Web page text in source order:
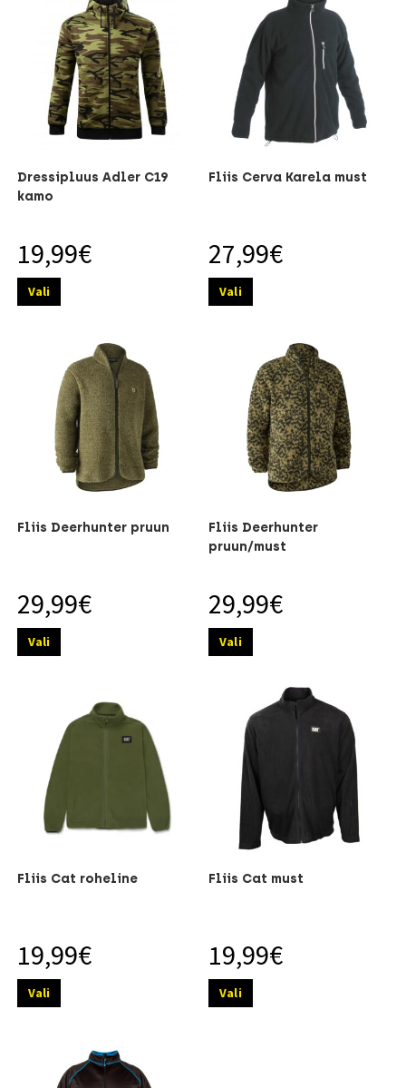
Dressipluus Adler C19
kamo
19,99€
Vali
Fliis Cerva Karela must
27,99€
Vali
Fliis Deerhunter pruun
29,99€
Vali
Fliis Deerhunter
pruun/must
29,99€
Vali
Fliis Cat roheline
19,99€
Vali
Fliis Cat must
19,99€
Vali